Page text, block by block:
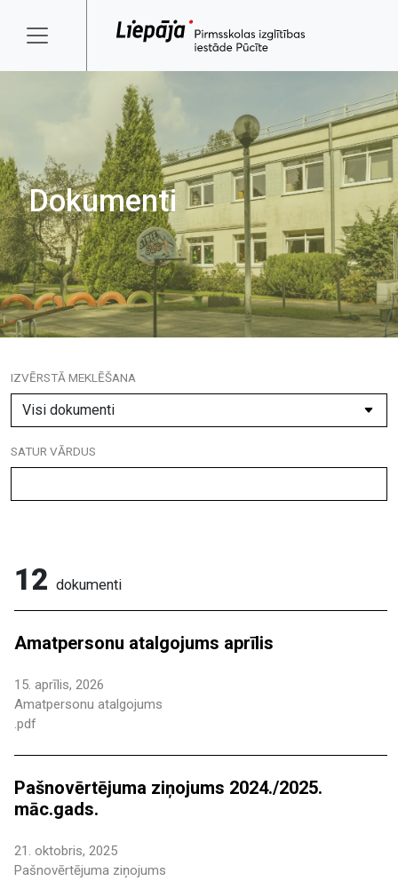
Dokumenti
IZVĒRSTĀ MEKLĒŠANA
SATUR VĀRDUS
12 dokumenti
Amatpersonu atalgojums aprīlis
15. aprīlis, 2026
Amatpersonu atalgojums
.pdf
Pašnovērtējuma ziņojums 2024./2025.
māc.gads.
21. oktobris, 2025
Pašnovērtējuma ziņojums